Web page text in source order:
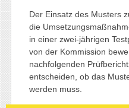
Der Einsatz des Musters
die
in einer zwei-jährigen
von der Kommission
nachfolgenden
entscheiden, ob das
werden muss.